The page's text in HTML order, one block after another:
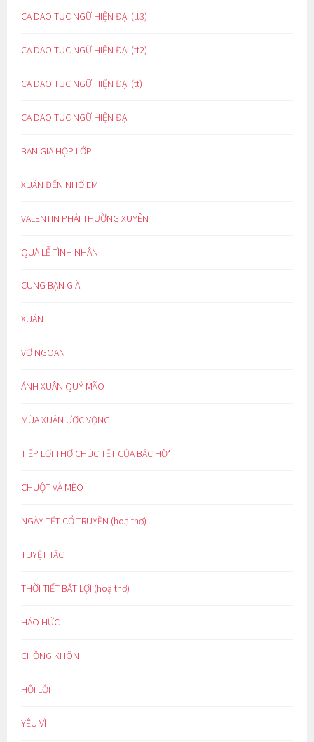
CA DAO TỤC NGỮ HIỆN ĐẠI (tt3)
CA DAO TỤC NGỮ HIỆN ĐẠI (tt2)
CA DAO TỤC NGỮ HIỆN ĐẠI (tt)
CA DAO TỤC NGỮ HIỆN ĐẠI
BẠN GIÀ HỌP LỚP
XUÂN ĐẾN NHỚ EM
VALENTIN PHẢI THƯỜNG XUYÊN
QUÀ LỄ TÌNH NHÂN
CÙNG BẠN GIÀ
XUÂN
VỢ NGOAN
ÁNH XUÂN QUÝ MÃO
MÙA XUÂN ƯỚC VỌNG
TIẾP LỜI THƠ CHÚC TẾT CỦA BÁC HỒ*
CHUỘT VÀ MÈO
NGÀY TẾT CỔ TRUYỀN (hoạ thơ)
TUYỆT TÁC
THỜI TIẾT BẤT LỢI (hoạ thơ)
HÁO HỨC
CHỒNG KHÔN
HỐI LỖI
YÊU VÌ